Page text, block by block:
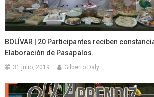
BOLÍVAR | 20 Participantes reciben
Elaboración de Pasapalos.
31 julio, 2019 Gilberto Daly